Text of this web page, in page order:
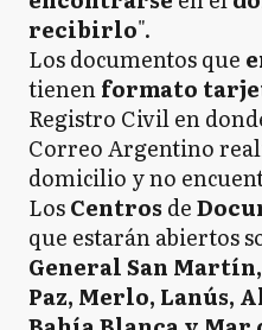
recibirlo".
Los documentos que
tienenformato
Registro Civil en
Correo Argentino
domicilio y no
LosCentros de
que estarán abiertos
General San Martín,
Paz, Merlo, Lanús,